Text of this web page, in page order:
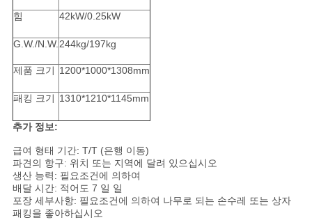
이
트
맵
PRIVACY
POLICY
힘 42kW/0.25kW
G.W./N.W.244kg/197kg
제품 크기 1200*1000*1308mm
패킹 크기 1310*1210*1145mm
추가 정보:
급여 형태 기간: T/T (은행 이동)
파견의 항구: 위치 또는 지역에 달려 있으십시오
생산 능력: 필요조건에 의하여
배달 시간: 적어도 7 일 일
포장 세부사항: 필요조건에 의하여 나무로 되는 손수레 또는 상자
패킹을 좋아하십시오